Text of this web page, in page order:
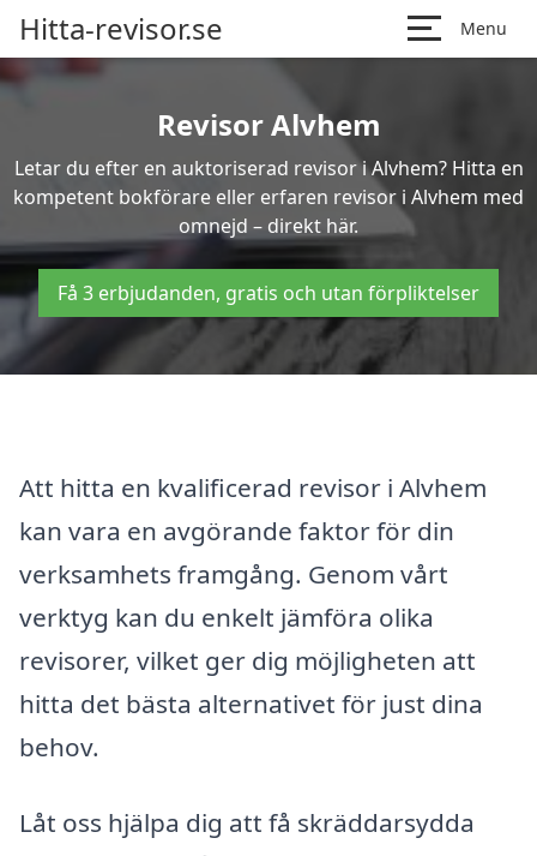
Hitta-revisor.se Menu
Revisor Alvhem
Letar du efter en auktoriserad revisor i Alvhem? Hitta en
kompetent bokförare eller erfaren revisor i Alvhem med
omnejd – direkt här.
Få 3 erbjudanden, gratis och utan förpliktelser
Att hitta en kvalificerad revisor i Alvhem
kan vara en avgörande faktor för din
verksamhets framgång. Genom vårt
verktyg kan du enkelt jämföra olika
revisorer, vilket ger dig möjligheten att
hitta det bästa alternativet för just dina
behov.
Låt oss hjälpa dig att få skräddarsydda